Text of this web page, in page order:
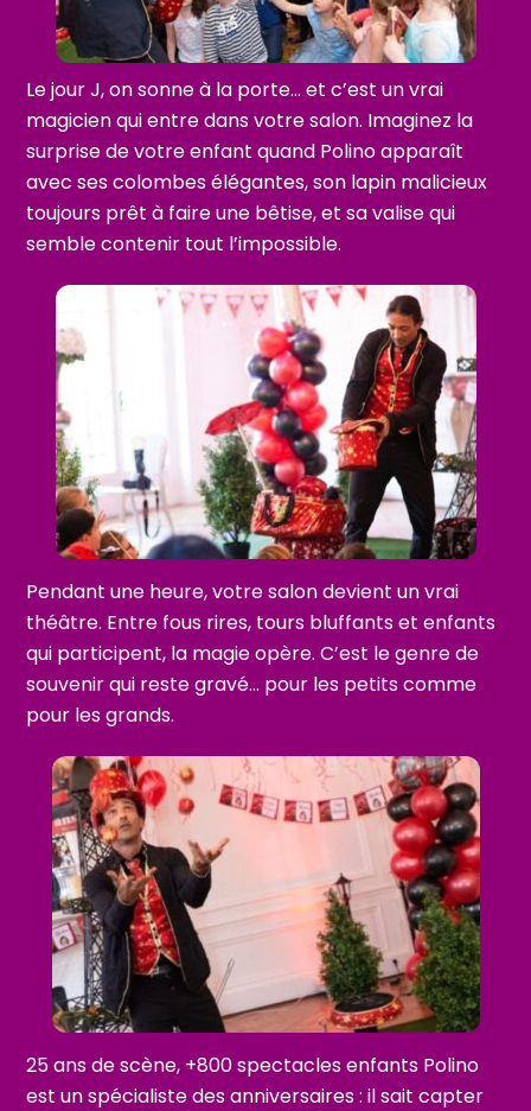
Le jour J, on sonne à la porte… et c’est un vrai
magicien qui entre dans votre salon. Imaginez la
surprise de votre enfant quand Polino apparaît
avec ses colombes élégantes, son lapin malicieux
toujours prêt à faire une bêtise, et sa valise qui
semble contenir tout l’impossible.
Pendant une heure, votre salon devient un vrai
théâtre. Entre fous rires, tours bluffants et enfants
qui participent, la magie opère. C’est le genre de
souvenir qui reste gravé… pour les petits comme
pour les grands.
25 ans de scène, +800 spectacles enfants Polino
est un spécialiste des anniversaires : il sait capter